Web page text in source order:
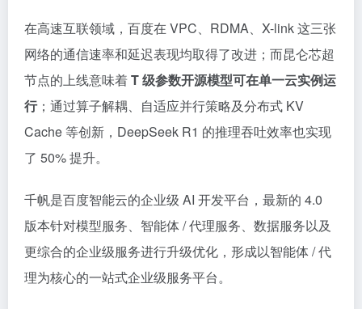
在高速互联领域，百度在 VPC、RDMA、X-link 这三张
网络的通信速率和延迟表现均取得了改进；而昆仑芯超
节点的上线意味着T 级参数开源模型可在单一云实例运
行；通过算子解耦、自适应并行策略及分布式 KV
Cache 等创新，DeepSeek R1 的推理吞吐效率也实现
了 50% 提升。
千帆是百度智能云的企业级 AI 开发平台，最新的 4.0
版本针对模型服务、智能体 / 代理服务、数据服务以及
更综合的企业级服务进行升级优化，形成以智能体 / 代
理为核心的一站式企业级服务平台。